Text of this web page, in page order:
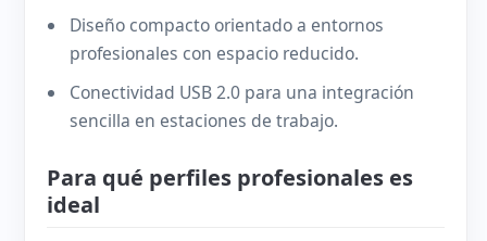
Diseño compacto orientado a entornos
profesionales con espacio reducido.
Conectividad USB 2.0 para una integración
sencilla en estaciones de trabajo.
Para qué perfiles profesionales es
ideal